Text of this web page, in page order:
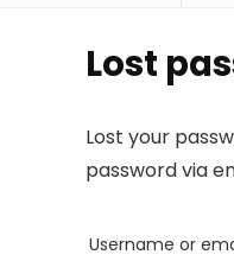
Lost
Lost your
password via
Username or